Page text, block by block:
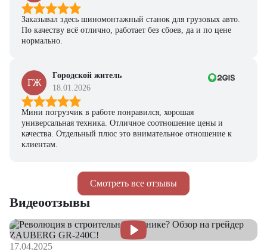
Смотреть все отзывы
Заказывал здесь шиномонтажный станок для грузовых авто.
По качеству всё отлично, работает без сбоев, да и по цене
нормально.
ГЖ
Городской житель
18.01.2026
Мини погрузчик в работе понравился, хорошая
универсальная техника. Отличное соотношение цены и
качества. Отдельный плюс это внимательное отношение к
клиентам.
Видеоотзывы
17.04.2025